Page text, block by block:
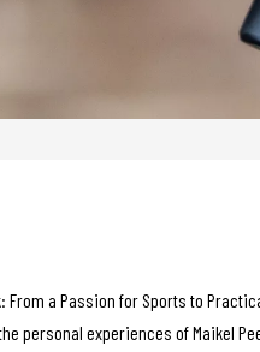
Nutrition
From a Passion for Sports to
personal experiences of Maikel